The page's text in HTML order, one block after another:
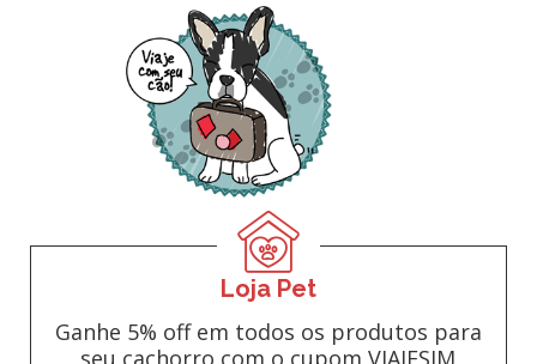
Loja Pet
Ganhe 5% off em todos os produtos para
seu cachorro com o cupom VIAJESIM